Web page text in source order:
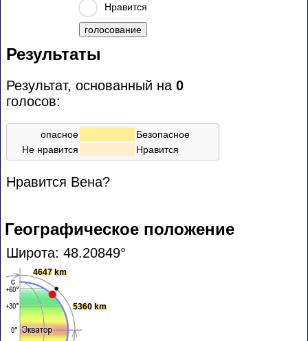
Нравится
Результаты
Результат, основанный на 0
голосов:
опасное
Безопасное
Не нравится
Нравится
Нравится Вена?
Географическое положение
Широта: 48.20849°
4647 km
5360 km